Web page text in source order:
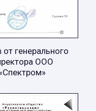
генерального
ООО